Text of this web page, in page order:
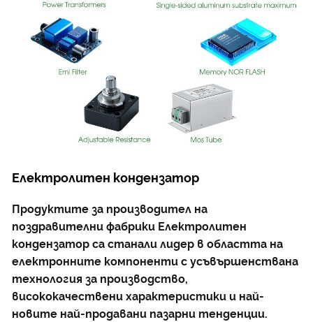
Електролитен кондензатор
Продуктите за производител на
поздравителни фабрики Електролитен
кондензатор са станали лидер в областта на
електронните компоненти с усъвършенствана
технология за производство,
висококачествени характеристики и най-
новите най-продавани пазарни тенденции.